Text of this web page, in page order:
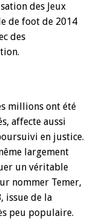
des Jeux
de foot de 2014
des
millions ont été
affecte aussi
en justice.
largement
un véritable
nommer Temer,
issue de la
peu populaire.